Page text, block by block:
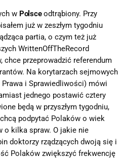
w Polsceodtrąbiony. Przy
już w zeszłym tygodniu
partia, o czym też już
WrittenOffTheRecord
chce przeprowadzić referendum
Na korytarzach sejmowych
i Sprawiedliwości) mówi
jednego postawić cztery
będą w przyszłym tygodniu,
podpytać Polaków o wiek
o kilka spraw. O jakie nie
doktorzy rządzących dwoją się i
Polaków zwiększyć frekwencję